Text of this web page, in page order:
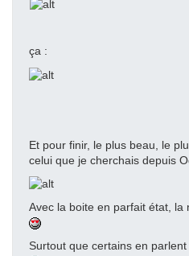
ça :
Et pour finir, le plus beau, le
celui que je cherchais depuis
Avec la boite en parfait état, la
Surtout que certains en